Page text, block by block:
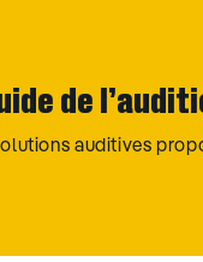
de
auditives